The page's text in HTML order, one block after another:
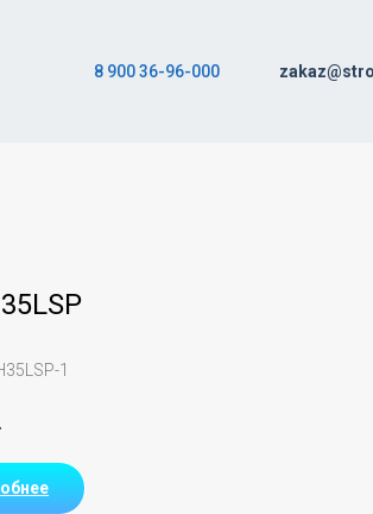
8 900 36-96-000
1